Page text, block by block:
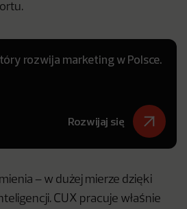
rozwija marketing w Polsce.
Rozwijaj się
– w dużej mierze dzięki
CUX pracuje właśnie